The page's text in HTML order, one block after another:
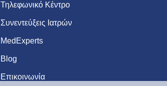
Τηλεφωνικό Κέντρο
Συνεντεύξεις Ιατρών
MedExperts
Blog
Επικοινωνία